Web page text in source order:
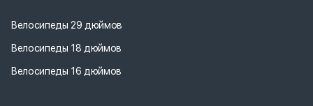
Велосипеды 29 дюймов
Велосипеды 18 дюймов
Велосипеды 16 дюймов